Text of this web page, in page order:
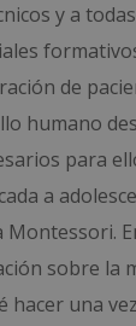
y a
de
humano
para
a
Montessori.
sobre la
hacer una